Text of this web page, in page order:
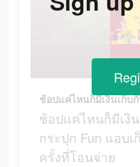
ช้อปแค่ไหนก็มีเงิน
กระปุก Fun แอบ
ครั้งที่โอนจ่าย